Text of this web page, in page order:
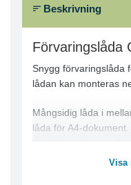
Beskrivning
Förvaringslåda
Snygg förvaringslåda
lådan kan monteras
Mångsidig låda i
låda för A4-
metallhandtag förVisa